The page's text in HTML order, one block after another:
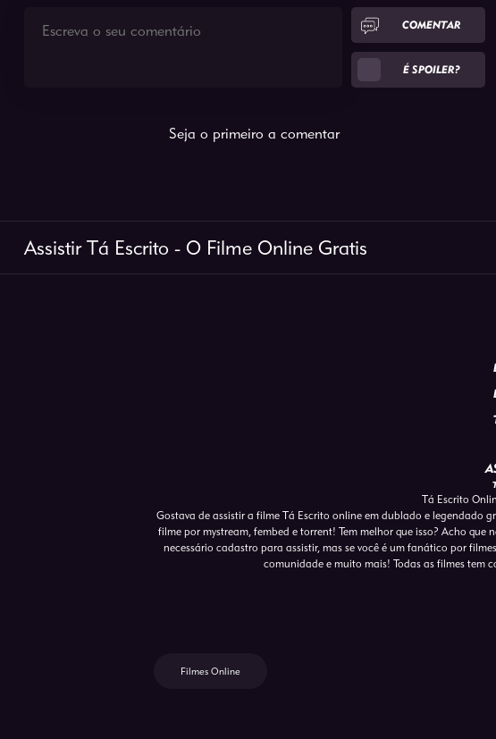
COMENTAR
É SPOILER?
Seja o primeiro a comentar
Assistir Tá Escrito - O Filme Online Gratis
Tá Escrito
Gostava de assistir a filme Tá Escrito online em dublado e legendado
filme por mystream, fembed e torrent! Tem melhor que isso? Acho
necessário cadastro para assistir, mas se você é um fanático por
comunidade e muito mais! Todas as filmes tem
Filmes Online